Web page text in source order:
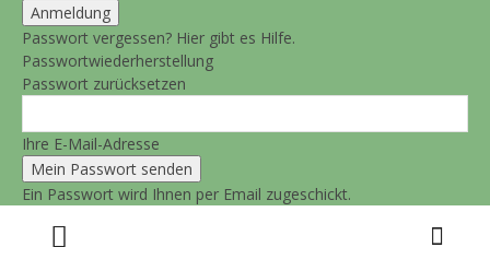
Passwort vergessen? Hier gibt es Hilfe.
Passwortwiederherstellung
Passwort zurücksetzen
Ihre E-Mail-Adresse
Ein Passwort wird Ihnen per Email zugeschickt.